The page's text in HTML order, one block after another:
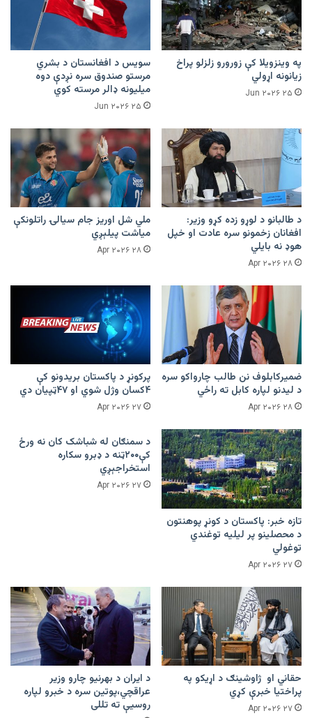
په وینزویلا کې زورورو زلزلو پراخ
زیانونه اړولي
۲۵ Jun ۲۰۲۶
سویس د افغانستان د بشري
مرستو صندوق سره نږدې دوه
میلیونه ډالر مرسته کوي
۲۵ Jun ۲۰۲۶
د طالبانو د لوړو زده کړو وزیر:
افغانان زخمونو سره عادت او خپل
هوډ نه بایلي
۲۸ Apr ۲۰۲۶
ملي شل اوریز جام سیالۍ راتلونکې
میاشت پیلېږي
۲۸ Apr ۲۰۲۶
ضمیرکابلوف نن طالب چارواکو سره
د لیدنو لپاره کابل ته راځي
۲۸ Apr ۲۰۲۶
پرکونړ د پاکستان بریدونو کې
۴کسان وژل شوي او ۴۷ټپیان دي
۲۷ Apr ۲۰۲۶
تازه خبر: پاکستان د کونړ پوهنتون
د محصلینو پر لیلیه توغندي
توغولي
۲۷ Apr ۲۰۲۶
د سمنګان له شباشک کان نه ورځ
کې۲۰۰ټنه د ډبرو سکاره
استخراجېږي
۲۷ Apr ۲۰۲۶
حقاني او ژاوشینګ د اړیکو په
پراختیا خبرې کړي
۲۷ Apr ۲۰۲۶
د ایران د بهرنیو چارو وزیر
عراقچي،پوتین سره د خبرو لپاره
روسیې ته تللی